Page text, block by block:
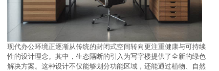
现代办公环境正逐渐从传统的封闭式空间转向更注重健康与可持续
性的设计理念。其中，生态隔断的引入为写字楼提供了全新的绿色
解决方案。这种设计不仅能够划分功能区域，还能通过植物、自然